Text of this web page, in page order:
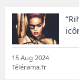
15 Aug 2024
Télérama.fr